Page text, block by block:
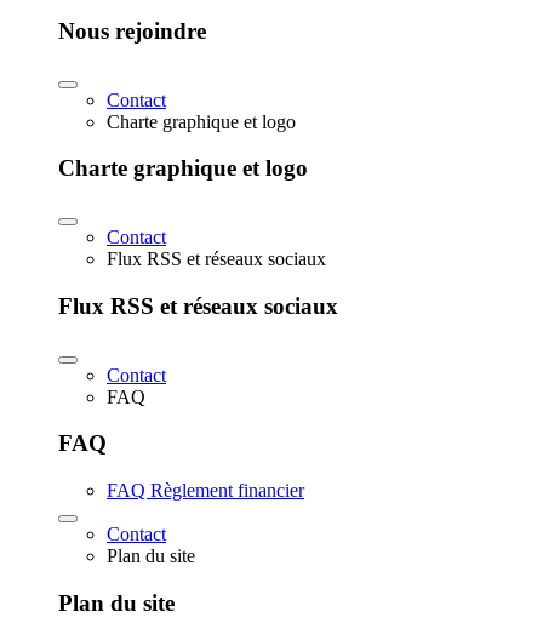
Nous rejoindre
Contact
Charte graphique et logo
Charte graphique et logo
Contact
Flux RSS et réseaux sociaux
Flux RSS et réseaux sociaux
Contact
FAQ
FAQ
FAQ Règlement financier
Contact
Plan du site
Plan du site